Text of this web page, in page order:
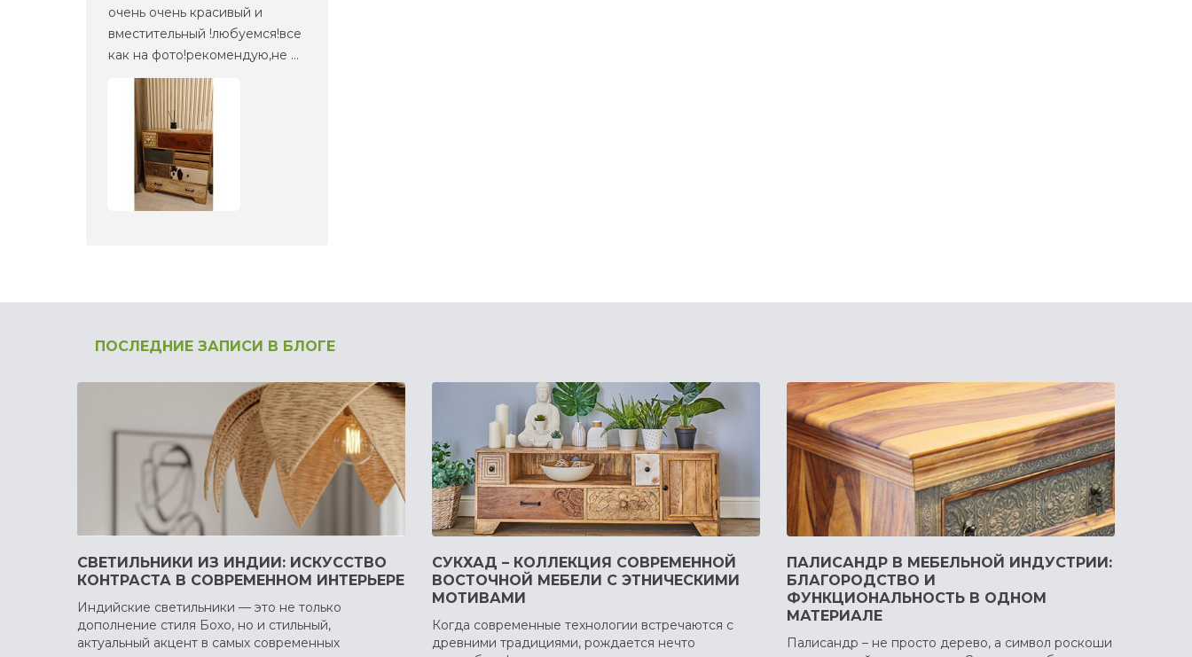
очень очень красивый и
вместительный !любуемся!все
как на фото!рекомендую,не ...
ПОСЛЕДНИЕ ЗАПИСИ В БЛОГЕ
СВЕТИЛЬНИКИ ИЗ ИНДИИ: ИСКУССТВО
КОНТРАСТА В СОВРЕМЕННОМ ИНТЕРЬЕРЕ
Индийские светильники — это не только
дополнение стиля Бохо, но и стильный,
актуальный акцент в самых современных
СУКХАД – КОЛЛЕКЦИЯ СОВРЕМЕННОЙ
ВОСТОЧНОЙ МЕБЕЛИ С ЭТНИЧЕСКИМИ
МОТИВАМИ
Когда современные технологии встречаются с
древними традициями, рождается нечто
ПАЛИСАНДР В МЕБЕЛЬНОЙ ИНДУСТРИИ:
БЛАГОРОДСТВО И
ФУНКЦИОНАЛЬНОСТЬ В ОДНОМ
МАТЕРИАЛЕ
Палисандр – не просто дерево, а символ роскоши